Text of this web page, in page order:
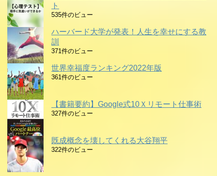
ト
535件のビュー
ハーバード大学が発表！人生を幸せにする教
訓
371件のビュー
世界幸福度ランキング2022年版
361件のビュー
【書籍要約】Google式10Ｘリモート仕事術
327件のビュー
既成概念を壊してくれる大谷翔平
322件のビュー